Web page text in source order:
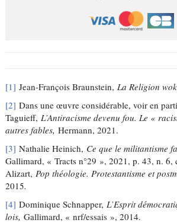
[1] Jean-François Braunstein, La Religion
[2] Dans une œuvre considérable, voir en
Taguieff, L’Antiracisme devenu fou. Le «
autres fables,Hermann, 2021.
[3] Nathalie Heinich, Ce que le militantisme
Gallimard, « Tracts n°29 », 2021, p. 43, n. 6,
Alizart, Pop théologie. Protestantisme et
2015.
[4] Dominique Schnapper, L’Esprit
lois,Gallimard, « nrf/essais », 2014.